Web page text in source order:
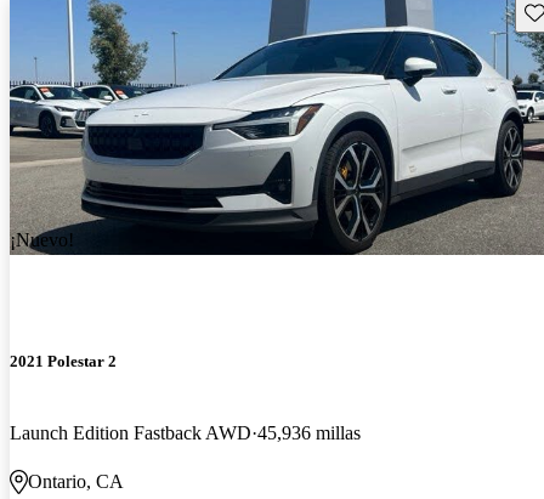
¡Nuevo!
2021 Polestar 2
Launch Edition Fastback AWD 45,936 millas
Ontario, CA